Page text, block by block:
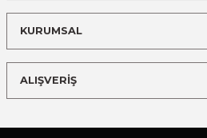
KURUMSAL
ALIŞVERİŞ